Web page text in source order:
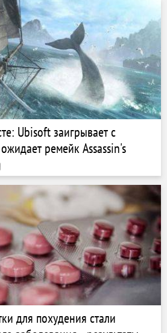
Ubisoft заигрывает с
ремейк Assassin's
для похудения стали